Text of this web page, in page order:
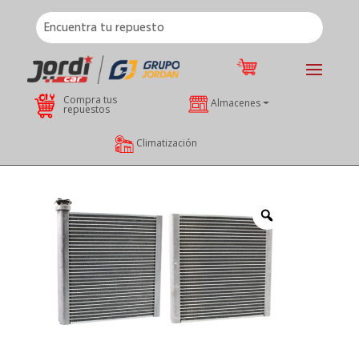
Compra tus
repuestos Almacenes
Climatización